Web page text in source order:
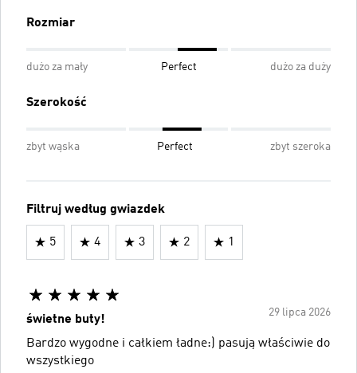
Rozmiar
dużo za mały Perfect dużo za duży
Szerokość
zbyt wąska Perfect zbyt szeroka
Filtruj według gwiazdek
5 4 3 2 1
29 lipca 2026
świetne buty!
Bardzo wygodne i całkiem ładne:) pasują właściwie do
wszystkiego